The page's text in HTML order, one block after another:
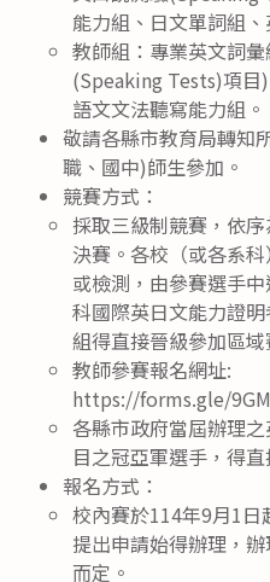
能力組、日文單詞組
教師組：專業英文詞
(Speaking Tests)項目
語文文法聽寫能力組。
敬請各縣市教育局轉知
職、國中)師生參加。
競賽方式：
採取三級制競賽，依
決賽。各校（或各系
或檢測，由參賽選手
科國際英日文能力證
組得直接晉級參加區域
教師參賽報名網址:
https://forms.gle/
各縣市政府當屆辦理
目之冠亞軍選手，得
報名方式：
校內賽於114年9月1日
提出申請始得辦理，
而定。